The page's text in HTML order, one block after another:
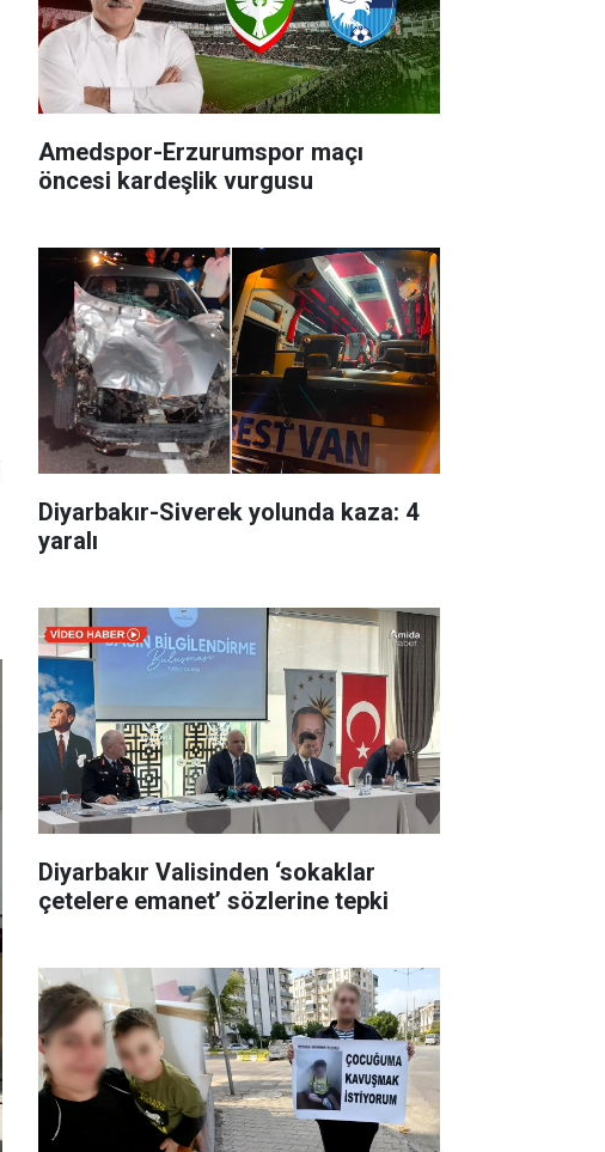
Amedspor-Erzurumspor maçı
öncesi kardeşlik vurgusu
Diyarbakır-Siverek yolunda kaza: 4
yaralı
Diyarbakır Valisinden ‘sokaklar
çetelere emanet’ sözlerine tepki